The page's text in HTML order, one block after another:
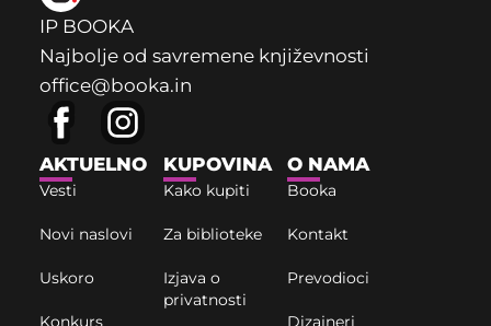
IP BOOKA
Najbolje od savremene književnosti
office@booka.in
AKTUELNO
Vesti
Novi naslovi
Uskoro
Konkurs
KUPOVINA
Kako kupiti
Za biblioteke
Izjava o
privatnosti
O NAMA
Booka
Kontakt
Prevodioci
Dizajneri